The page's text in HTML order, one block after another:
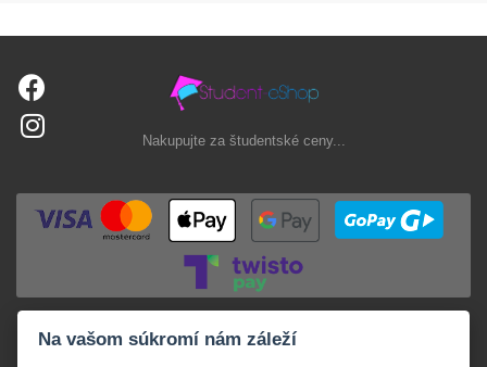
Nakupujte za študentské ceny...
Na vašom súkromí nám záleží